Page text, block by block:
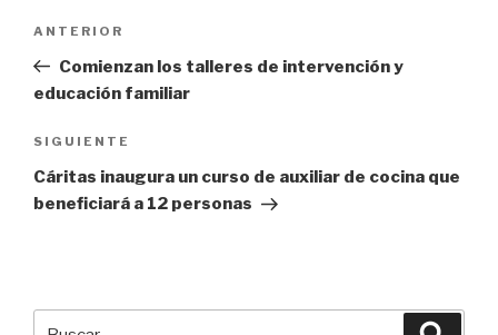
entradas
Entrada
anterior:
ANTERIOR
Comienzan los talleres de intervención y
educación familiar
Siguiente
entrada
SIGUIENTE
Cáritas inaugura un curso de auxiliar de cocina que
beneficiará a 12 personas